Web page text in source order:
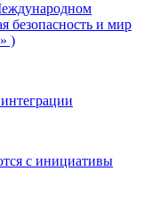
безопасность и мир
)
с инициативы